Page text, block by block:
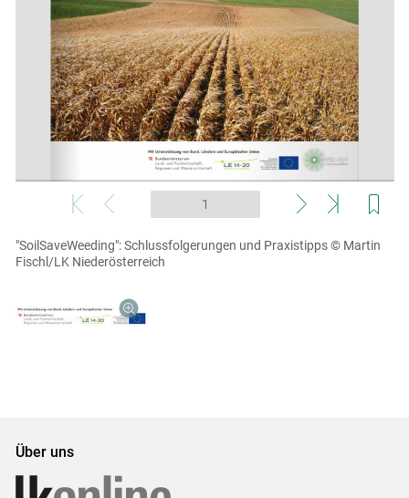
"SoilSaveWeeding": Schlussfolgerungen und Praxistipps © Martin
Fischl/LK Niederösterreich
Über uns